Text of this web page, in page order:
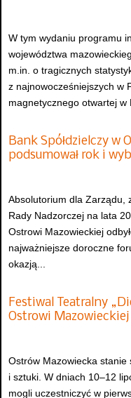
W tym wydaniu programu
województwa
m.in. o tragicznych
z najnowocześniejszych w
magnetycznego otwartej w
Bank Spółdzielczy w
podsumował rok i
Absolutorium dla Zarządu,
Rady Nadzorczej na lata
Ostrowi Mazowieckiej
najważniejsze doroczne
okazją...
Festiwal Teatralny
Ostrowi Mazowieckiej
Ostrów Mazowiecka stanie
i sztuki. W dniach 10–12
mogli uczestniczyć w